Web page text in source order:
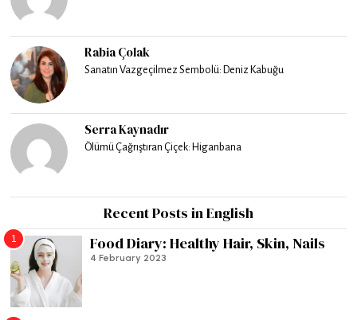
Rabia Çolak
Sanatın Vazgeçilmez Sembolü: Deniz Kabuğu
Serra Kaynadır
Ölümü Çağrıştıran Çiçek: Higanbana
Recent Posts in English
1 Food Diary: Healthy Hair, Skin, Nails
4 February 2023